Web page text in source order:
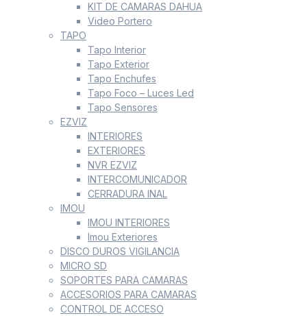
KIT DE CAMARAS DAHUA
Video Portero
TAPO
Tapo Interior
Tapo Exterior
Tapo Enchufes
Tapo Foco – Luces Led
Tapo Sensores
EZVIZ
INTERIORES
EXTERIORES
NVR EZVIZ
INTERCOMUNICADOR
CERRADURA INAL
IMOU
IMOU INTERIORES
Imou Exteriores
DISCO DUROS VIGILANCIA
MICRO SD
SOPORTES PARA CAMARAS
ACCESORIOS PARA CAMARAS
CONTROL DE ACCESO